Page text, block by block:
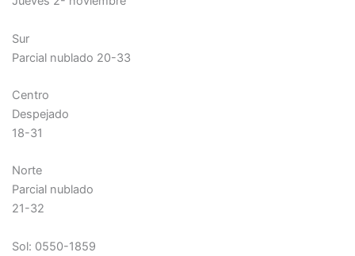
Sur
Parcial nublado 20-33
Centro
Despejado
18-31
Norte
Parcial nublado
21-32
Sol: 0550-1859